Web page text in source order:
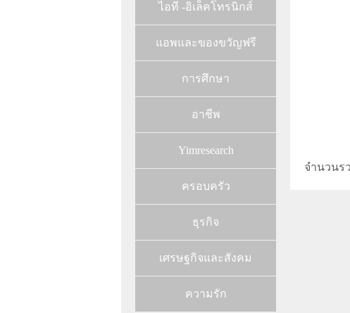
ไอที -อิเล็คโทรนิกส์
แอพและของขวัญฟรี
การศึกษา
อาชีพ
Yimresearch
ครอบครัว
ธุรกิจ
เศรษฐกิจและสังคม
ความรัก
จำนวนร